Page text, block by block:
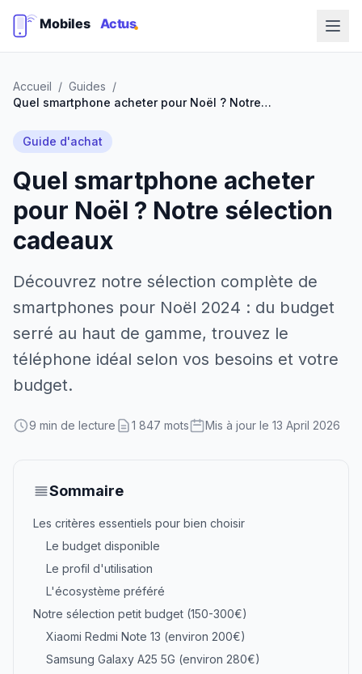
Accueil / Guides /
Quel smartphone acheter pour Noël ? Notre sélection cadeaux
Guide d'achat
Quel smartphone acheter
pour Noël ? Notre sélection
cadeaux
Découvrez notre sélection complète de
smartphones pour Noël 2024 : du budget
serré au haut de gamme, trouvez le
téléphone idéal selon vos besoins et votre
budget.
9 min de lecture 1 847 mots Mis à jour le 13 April 2026
Sommaire
Les critères essentiels pour bien choisir
Le budget disponible
Le profil d'utilisation
L'écosystème préféré
Notre sélection petit budget (150-300€)
Xiaomi Redmi Note 13 (environ 200€)
Samsung Galaxy A25 5G (environ 280€)